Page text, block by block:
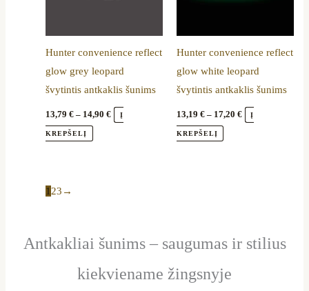
Hunter convenience reflect
glow grey leopard
švytintis antkaklis šunims
13,79€ – 14,90€ Į
KREPŠELĮ
options
may
be
chosen
on
Hunter convenience reflect
glow white leopard
švytintis antkaklis šunims
13,19 € – 17,20 € Į
KREPŠELĮ
options
may
be
chosen
on
1 23 →
Antkakliai šunims – saugumas ir stilius
kiekviename žingsnyje